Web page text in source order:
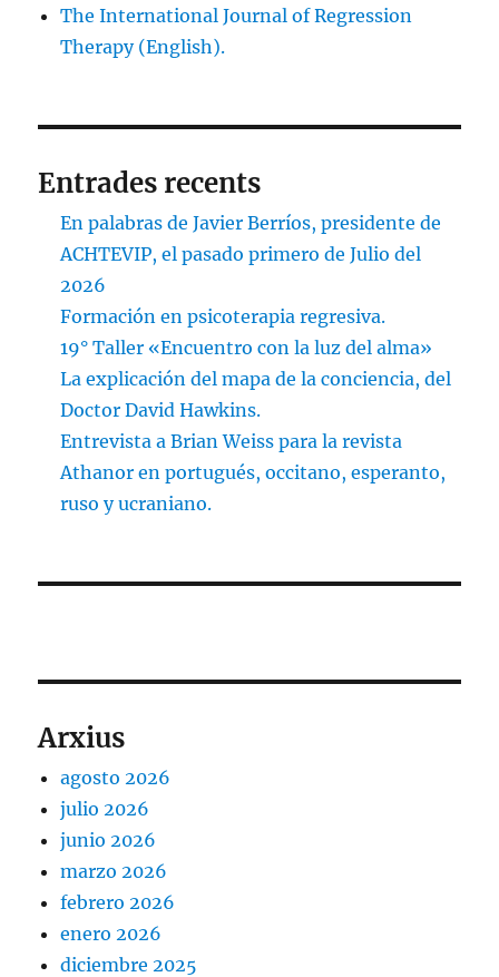
The International Journal of Regression
Therapy (English).
Entrades recents
En palabras de Javier Berríos, presidente de
ACHTEVIP, el pasado primero de Julio del
2026
Formación en psicoterapia regresiva.
19° Taller «Encuentro con la luz del alma»
La explicación del mapa de la conciencia, del
Doctor David Hawkins.
Entrevista a Brian Weiss para la revista
Athanor en portugués, occitano, esperanto,
ruso y ucraniano.
Arxius
agosto 2026
julio 2026
junio 2026
marzo 2026
febrero 2026
enero 2026
diciembre 2025